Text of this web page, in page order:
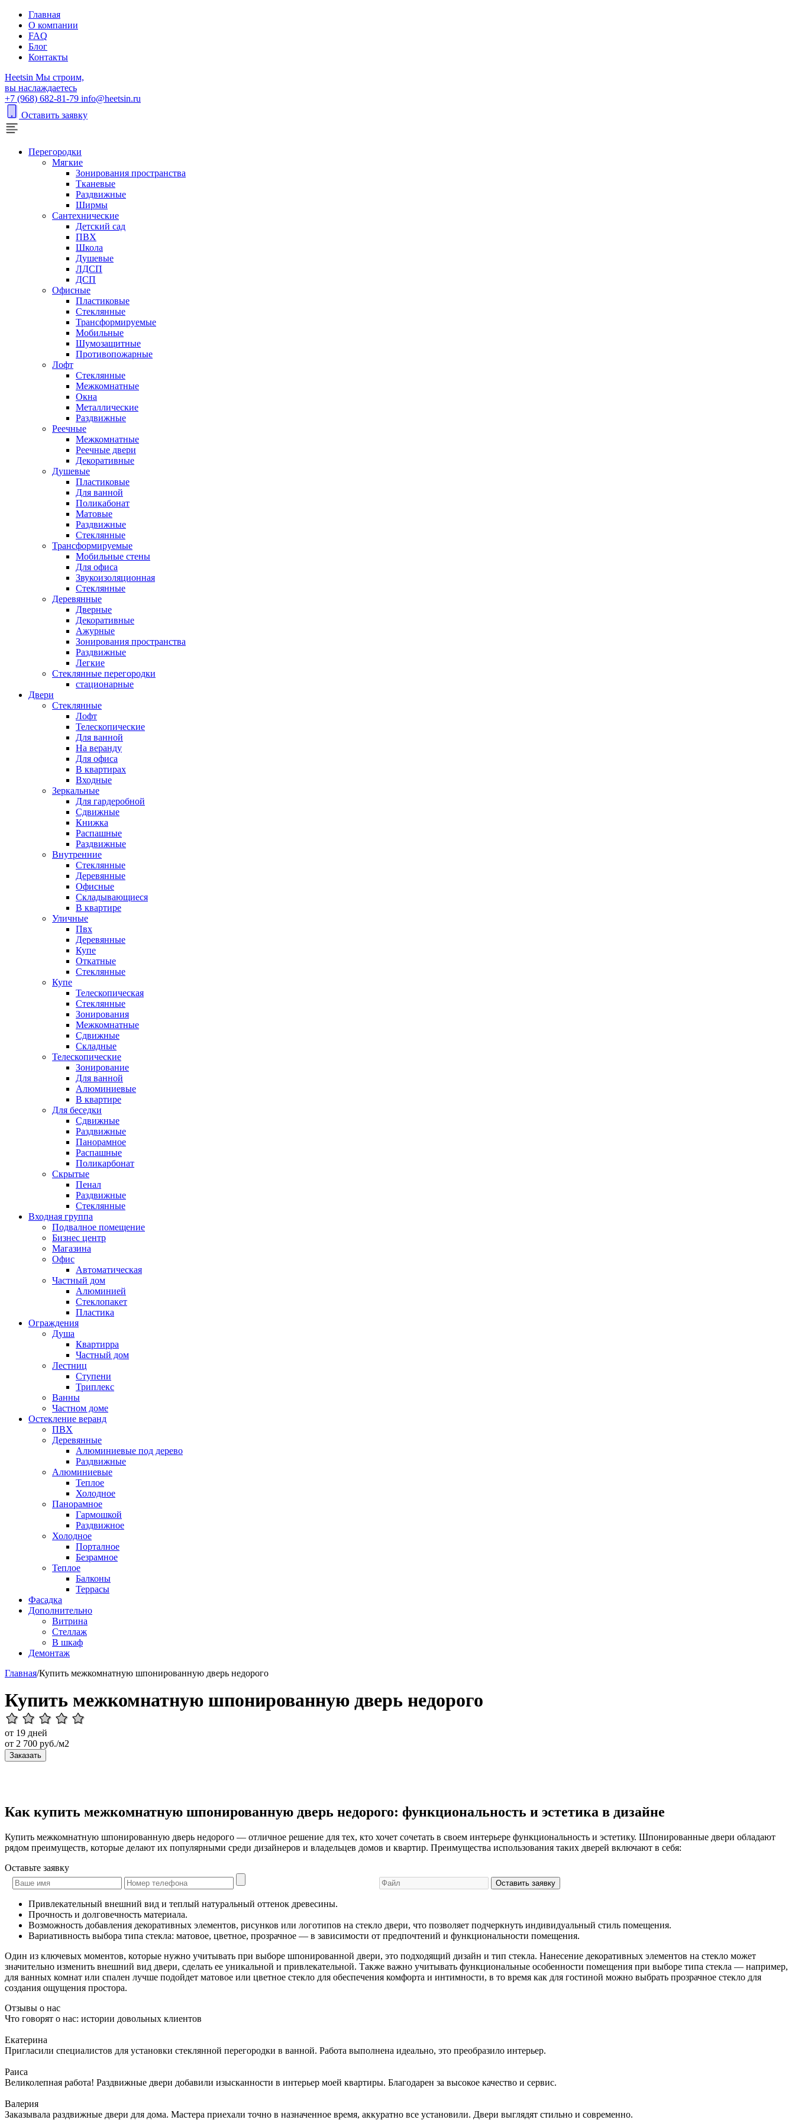
Главная
О компании
FAQ
Блог
Контакты
Heetsin Мы строим,
вы наслаждаетесь
+7 (968) 682-81-79 info@heetsin.ru
Оставить заявку
Перегородки
Мягкие
Зонирования пространства
Тканевые
Раздвижные
Ширмы
Сантехнические
Детский сад
ПВХ
Школа
Душевые
ЛДСП
ДСП
Офисные
Пластиковые
Стеклянные
Трансформируемые
Мобильные
Шумозащитные
Противопожарные
Лофт
Стеклянные
Межкомнатные
Окна
Металлические
Раздвижные
Реечные
Межкомнатные
Реечные двери
Декоративные
Душевые
Пластиковые
Для ванной
Поликабонат
Матовые
Раздвижные
Стеклянные
Трансформируемые
Мобильные стены
Для офиса
Звукоизоляционная
Стеклянные
Деревянные
Дверные
Декоративные
Ажурные
Зонирования пространства
Раздвижные
Легкие
Стеклянные перегородки
стационарные
Двери
Стеклянные
Лофт
Телескопические
Для ванной
На веранду
Для офиса
В квартирах
Входные
Зеркальные
Для гардеробной
Сдвижные
Книжка
Распашные
Раздвижные
Внутренние
Стеклянные
Деревянные
Офисные
Складывающиеся
В квартире
Уличные
Пвх
Деревянные
Купе
Откатные
Стеклянные
Купе
Телескопическая
Стеклянные
Зонирования
Межкомнатные
Сдвижные
Складные
Телескопические
Зонирование
Для ванной
Алюминиевые
В квартире
Для беседки
Сдвижные
Раздвижные
Панорамное
Распашные
Поликарбонат
Скрытые
Пенал
Раздвижные
Стеклянные
Входная группа
Подвалное помещение
Бизнес центр
Магазина
Офис
Автоматическая
Частный дом
Алюминией
Стеклопакет
Пластика
Ограждения
Душа
Квартирра
Частный дом
Лестниц
Ступени
Триплекс
Ванны
Частном доме
Остекление веранд
ПВХ
Деревянные
Алюминиевые под дерево
Раздвижные
Алюминиевые
Теплое
Холодное
Панорамное
Гармошкой
Раздвижное
Холодное
Порталное
Безрамное
Теплое
Балконы
Террасы
Фасадка
Дополнительно
Витрина
Стеллаж
В шкаф
Демонтаж
Главная/Купить межкомнатную шпонированную дверь недорого
Купить межкомнатную шпонированную дверь недорого
от 19 дней
от 2 700 руб./м2
Заказать
Как купить межкомнатную шпонированную дверь недорого: функциональность и эстетика в дизайне
Купить межкомнатную шпонированную дверь недорого — отличное решение для тех, кто хочет сочетать в своем интерьере функциональность и эстетику. Шпонированные двери обладают
рядом преимуществ, которые делают их популярными среди дизайнеров и владельцев домов и квартир. Преимущества использования таких дверей включают в себя:
Оставьте заявку
Оставить заявку
Привлекательный внешний вид и теплый натуральный оттенок древесины.
Прочность и долговечность материала.
Возможность добавления декоративных элементов, рисунков или логотипов на стекло двери, что позволяет подчеркнуть индивидуальный стиль помещения.
Вариативность выбора типа стекла: матовое, цветное, прозрачное — в зависимости от предпочтений и функциональности помещения.
Один из ключевых моментов, которые нужно учитывать при выборе шпонированной двери, это подходящий дизайн и тип стекла. Нанесение декоративных элементов на стекло может
значительно изменить внешний вид двери, сделать ее уникальной и привлекательной. Также важно учитывать функциональные особенности помещения при выборе типа стекла — например,
для ванных комнат или спален лучше подойдет матовое или цветное стекло для обеспечения комфорта и интимности, в то время как для гостиной можно выбрать прозрачное стекло для
создания ощущения простора.
Отзывы о нас
Что говорят о нас: истории довольных клиентов
Екатерина
Пригласили специалистов для установки стеклянной перегородки в ванной. Работа выполнена идеально, это преобразило интерьер.
Раиса
Великолепная работа! Раздвижные двери добавили изысканности в интерьер моей квартиры. Благодарен за высокое качество и сервис.
Валерия
Заказывала раздвижные двери для дома. Мастера приехали точно в назначенное время, аккуратно все установили. Двери выглядят стильно и современно.